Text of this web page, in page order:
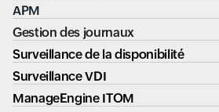
APM
Gestion des journaux
Surveillance de la disponibilité
Surveillance VDI
ManageEngine ITOM